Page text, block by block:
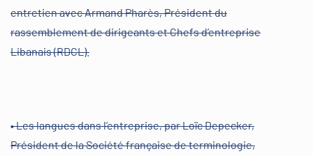
entretien avec Armand Pharès, Président du
rassemblement de dirigeants et Chefs d’entreprise
Libanais (RDCL).
• Les langues dans l’entreprise, par Loïc Depecker,
Président de la Société française de terminologie,